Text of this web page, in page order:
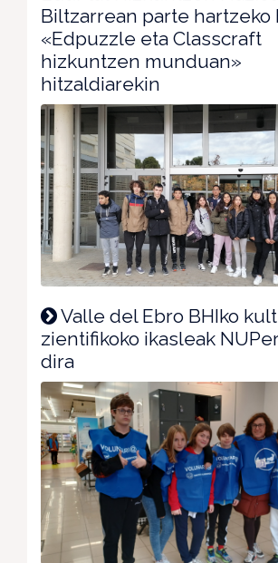
Biltzarrean parte hartzeko
«Edpuzzle eta Classcraft
hizkuntzen munduan»
hitzaldiarekin
Valle del Ebro BHIko
zientifikoko ikasleak
dira